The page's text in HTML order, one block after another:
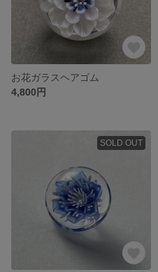
お花ガラスヘアゴム
4,800円
SOLD OUT